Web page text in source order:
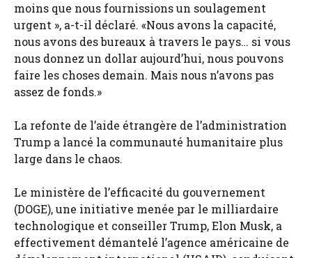
moins que nous fournissions un soulagement
urgent », a-t-il déclaré. «Nous avons la capacité,
nous avons des bureaux à travers le pays… si vous
nous donnez un dollar aujourd’hui, nous pouvons
faire les choses demain. Mais nous n’avons pas
assez de fonds.»
La refonte de l’aide étrangère de l’administration
Trump a lancé la communauté humanitaire plus
large dans le chaos.
Le ministère de l’efficacité du gouvernement
(DOGE), une initiative menée par le milliardaire
technologique et conseiller Trump, Elon Musk, a
effectivement démantelé l’agence américaine de